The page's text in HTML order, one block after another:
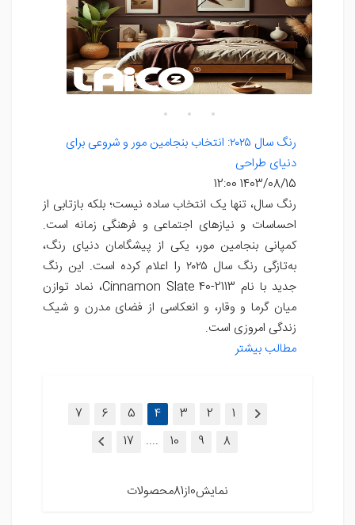
رنگ سال ۲۰۲۵: انتخاب بنجامین مور و شروعی برای
دنیای طراحی
1403/08/15 12:00
رنگ سال، تنها یک انتخاب ساده نیست؛ بلکه بازتابی از
احساسات و نیازهای اجتماعی و فرهنگی زمانه است.
کمپانی بنجامین مور، یکی از پیشگامان دنیای رنگ،
به‌تازگی رنگ سال ۲۰۲۵ را اعلام کرده است. این رنگ
جدید با نام Cinnamon Slate 40-2113، نماد توازن
میان گرما و وقار، و انعکاسی از فضای مدرن و شیک
زندگی امروزی است.
مطالب بیشتر
1
2
3
4
(current)
5
6
7
8
9
10
....
17
نمایش0از81محصولات